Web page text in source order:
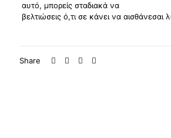
αυτό, μπορείς σταδιακά να
βελτιώσεις ό,τι σε κάνει να αισθάνεσαι
Share